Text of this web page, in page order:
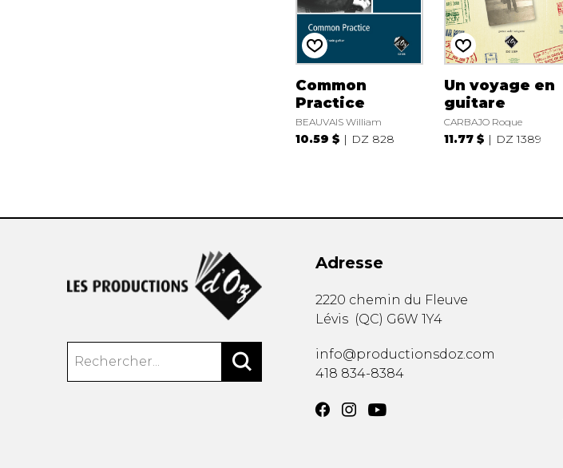
Common
Practice
BEAUVAIS William
10.59 $ DZ 828
Un voyage en
guitare
CARBAJO Roque
11.77 $ DZ 1389
Adresse
2220 chemin du Fleuve
Lévis (QC) G6W 1Y4
info@productionsdoz.com
418 834-8384